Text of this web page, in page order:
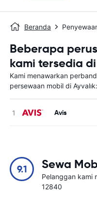
Beranda
Beberapa
kami tersedia di
Kami menawarkan
persewaan mobil di Ayvalık:
Avis
9.1 Sewa
Pelanggan kami
12840